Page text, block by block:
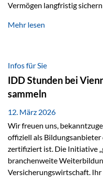
Vermögen langfristig
„Erfolgsformel
Vermögensschutz
Warum klassische
Vermögen werden erst im
Problemen führen: Hohe
zwischen Erben
Mehr lesen
Infos für Sie
IDD Stunden bei
sammeln
12. März 2026
Wir freuen uns,
offiziell als
zertifiziert ist. Die Initiative
branchenweite
Versicherungswirtschaft.